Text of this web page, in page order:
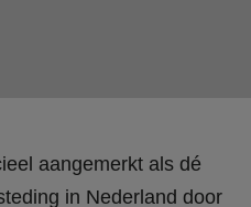
aangemerkt als dé
in Nederland door